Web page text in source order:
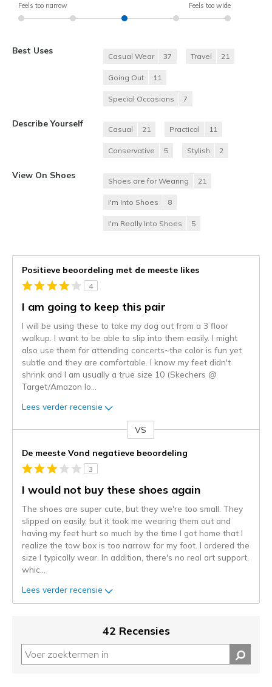
Feels too narrow Feels too wide
Best Uses
Casual Wear 37 Travel 21
Going Out 11
Special Occasions 7
Describe Yourself
Casual 21 Practical 11
Conservative 5 Stylish 2
View On Shoes
Shoes are for Wearing 21
I'm Into Shoes 8
I'm Really Into Shoes 5
Positieve beoordeling met de meeste likes
4
I am going to keep this pair
I will be using these to take my dog out from a 3 floor
walkup. I want to be able to slip into them easily. I might
also use them for attending concerts~the color is fun yet
subtle and they are comfortable. I know my feet didn't
shrink and I am usually a true size 10 (Skechers @
Target/Amazon lo
Lees verder recensie
content
wordt
momenteel
gemigreerd
niejee
page_id.
kunt
status
van
deze
VS
De meeste Vond negatieve beoordeling
3
I would not buy these shoes again
The shoes are super cute, but they we're too small. They
slipped on easily, but it took me wearing them out and
having my feet hurt so much by the time I got home that I
realize the tow box is too narrow for my foot. I ordered the
size I typically wear. In addition, there's no real art support,
whic
Lees verder recensie
42 Recensies